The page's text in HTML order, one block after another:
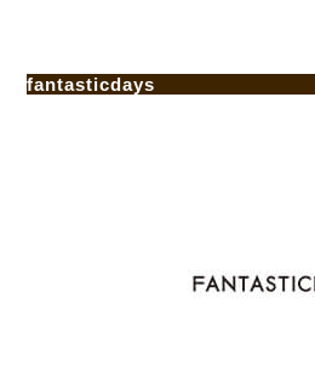
fantasticdays